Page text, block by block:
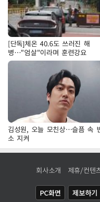
[단독]체온 40.6도 쓰러진 해
병…"엄살"이라며 훈련강요
김성원, 오늘 모친상…슬픔 속
소 지켜
회사소개 제휴/컨텐
PC화면 제보하기